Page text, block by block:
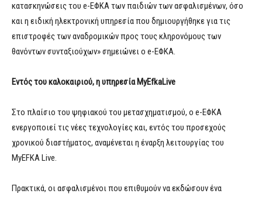
κατασκηνώσεις του e-ΕΦΚΑ των παιδιών των ασφαλισμένων, όσο
και η ειδική ηλεκτρονική υπηρεσία που δημιουργήθηκε για τις
επιστροφές των αναδρομικών προς τους κληρονόμους των
θανόντων συνταξιούχων» σημειώνει ο e-ΕΦΚΑ.
Εντός του καλοκαιριού, η υπηρεσία MyEfkaLive
Στο πλαίσιο του ψηφιακού του μετασχηματισμού, ο e-ΕΦΚΑ
ενεργοποιεί τις νέες τεχνολογίες και, εντός του προσεχούς
χρονικού διαστήματος, αναμένεται η έναρξη λειτουργίας του
MyEFKA Live.
Πρακτικά, οι ασφαλισμένοι που επιθυμούν να εκδώσουν ένα